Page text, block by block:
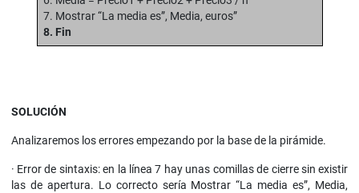
7. Mostrar “La media es”, Media, euros”
8. Fin
SOLUCIÓN
Analizaremos los errores empezando por la base de la pirámide.
· Error de sintaxis: en la línea 7 hay unas comillas de cierre sin existir
las de apertura. Lo correcto sería Mostrar “La media es”, Media,